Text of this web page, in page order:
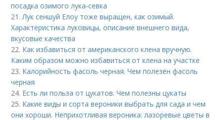
посадка озимого лука-севка
21. Лук сеншуй Елоу тоже выращен, как озимый.
Характеристика луковицы, описание внешнего вида,
вкусовые качества
22. Как избавиться от американского клена вручную.
Каким образом можно избавиться от клена на участке
23. Калорийность фасоль черная. Чем полезен фасоль
черная
24. Есть ли польза от цукатов. Чем полезны цукаты
25. Какие виды и сорта вероники выбрать для сада и чем
они хороши. Неприхотливая вероника: лазоревые цветы в